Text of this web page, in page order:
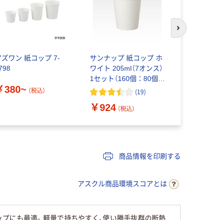
ズワン 紙コップ 7-
380~ （税込）
サンナップ 紙コップ ホ
ワイト 205ml（7オンス）
1セット（160個：80個入
×2箱）
(19)
￥924 （税込）
次のスライド
商品情報を印刷する
アスクル商品環境スコアとは
にも最適。軽量で持ちやすく、使い勝手抜群の断熱